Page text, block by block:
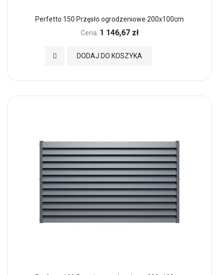
Perfetto 150 Przęsło ogrodzeniowe 200x100cm
Cena: 1 146,67 zł
DODAJ DO KOSZYKA
Dodaj do Ulubionych